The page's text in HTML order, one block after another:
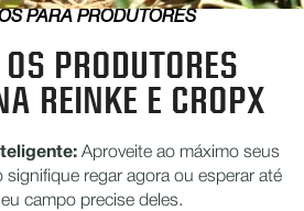
PARA PRODUTORES
PRODUTORES
REINKE E CROPX
Aproveite ao máximo seus
signifique regar agora ou esperar até
campo precise deles.